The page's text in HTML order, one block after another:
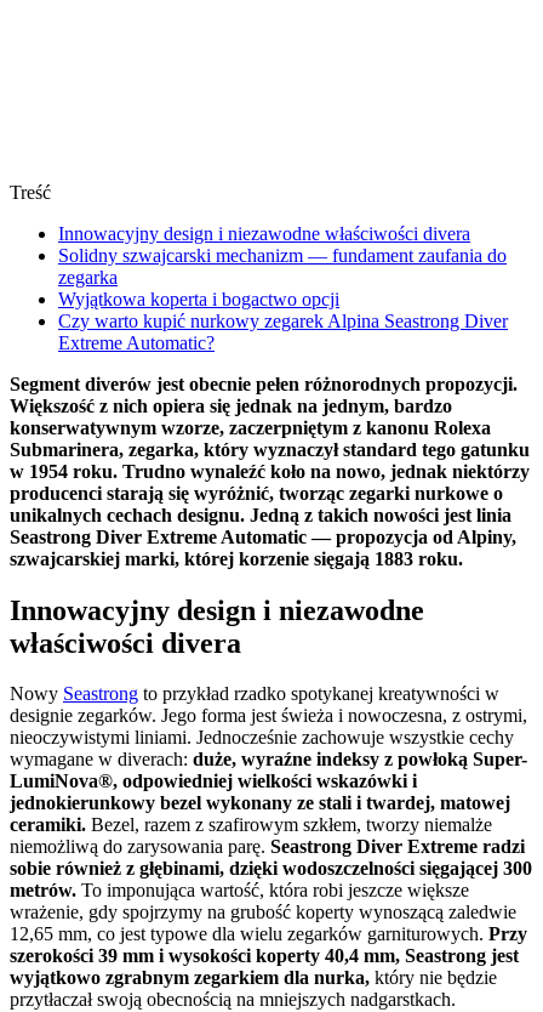
Treść
Innowacyjny design i niezawodne właściwości divera
Solidny szwajcarski mechanizm — fundament zaufania do
zegarka
Wyjątkowa koperta i bogactwo opcji
Czy warto kupić nurkowy zegarek Alpina Seastrong Diver
Extreme Automatic?
Segment diverów jest obecnie pełen różnorodnych propozycji.
Większość z nich opiera się jednak na jednym, bardzo
konserwatywnym wzorze, zaczerpniętym z kanonu Rolexa
Submarinera, zegarka, który wyznaczył standard tego gatunku
w 1954 roku. Trudno wynaleźć koło na nowo, jednak niektórzy
producenci starają się wyróżnić, tworząc zegarki nurkowe o
unikalnych cechach designu. Jedną z takich nowości jest linia
Seastrong Diver Extreme Automatic — propozycja od Alpiny,
szwajcarskiej marki, której korzenie sięgają 1883 roku.
Innowacyjny design i niezawodne
właściwości divera
Nowy Seastrong to przykład rzadko spotykanej kreatywności w
designie zegarków. Jego forma jest świeża i nowoczesna, z ostrymi,
nieoczywistymi liniami. Jednocześnie zachowuje wszystkie cechy
wymagane w diverach: duże, wyraźne indeksy z powłoką Super-
LumiNova®, odpowiedniej wielkości wskazówki i
jednokierunkowy bezel wykonany ze stali i twardej, matowej
ceramiki. Bezel, razem z szafirowym szkłem, tworzy niemalże
niemożliwą do zarysowania parę. Seastrong Diver Extreme radzi
sobie również z głębinami, dzięki wodoszczelności sięgającej 300
metrów. To imponująca wartość, która robi jeszcze większe
wrażenie, gdy spojrzymy na grubość koperty wynoszącą zaledwie
12,65 mm, co jest typowe dla wielu zegarków garniturowych. Przy
szerokości 39 mm i wysokości koperty 40,4 mm, Seastrong jest
wyjątkowo zgrabnym zegarkiem dla nurka, który nie będzie
przytłaczał swoją obecnością na mniejszych nadgarstkach.